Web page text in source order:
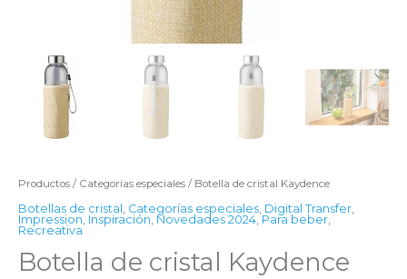
Productos / Categorías especiales / Botella de cristal Kaydence
Botellas de cristal , Categorías especiales, Digital Transfer,
Impression, Inspiración, Novedades 2024, Para beber,
Recreativa
Botella de cristal Kaydence